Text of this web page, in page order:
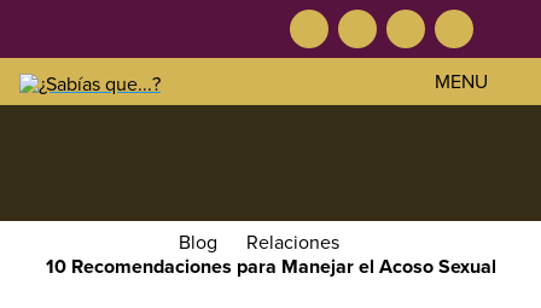
Facebook
Twitter InstagramYouTube
Skip
primary
Skip
main
Skip
footer
MENU
Blog
Relaciones
10 Recomendaciones para Manejar el Acoso Sexual